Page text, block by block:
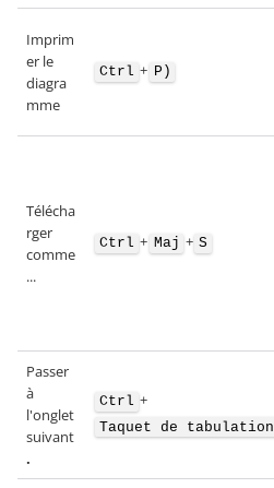
Imprim
er le
diagra
mme
Ctrl + P)
Télécha
rger
comme
...
Ctrl + Maj + S
Passer
à
l'onglet
suivant
.
Ctrl +
Taquet de tabulation